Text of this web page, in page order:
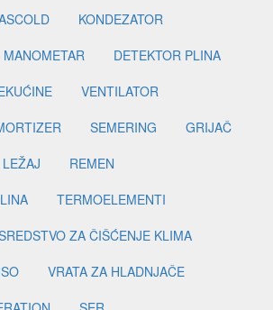
KONDEZATOR
MANOMETAR
DETEKTOR PLINA
VENTILATOR
SEMERING
GRIJAČ
LEŽAJ
REMEN
TERMOELEMENTI
ZA ČIŠĆENJE KLIMA
VRATA ZA HLADNJAČE